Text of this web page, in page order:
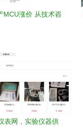
MCU涨价 从技术咨
表网，实验仪器供